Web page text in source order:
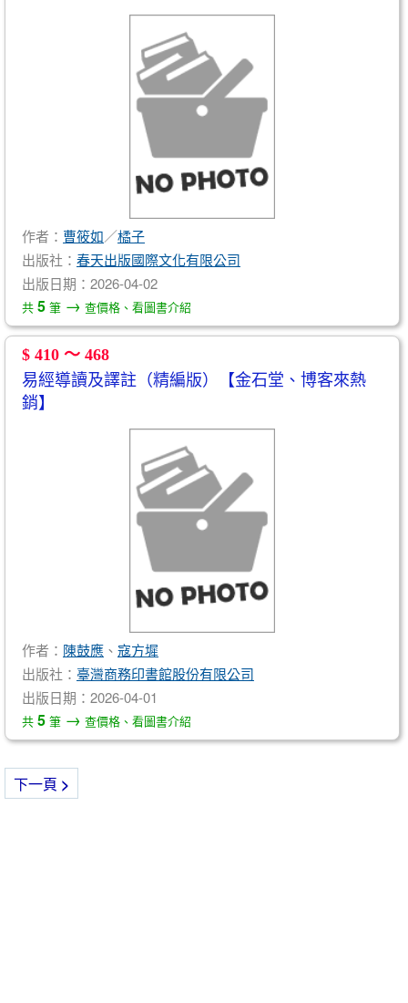
作者： 曹筱如／橘子
出版社： 春天出版國際文化有限公司
出版日期：2026-04-02
共 5 筆 → 查價格、看圖書介紹
$ 410 ～ 468
易經導讀及譯註（精編版）【金石堂、博客來熱
銷】
作者： 陳鼓應 、 寇方墀
出版社： 臺灣商務印書館股份有限公司
出版日期：2026-04-01
共 5 筆 → 查價格、看圖書介紹
下一頁 >